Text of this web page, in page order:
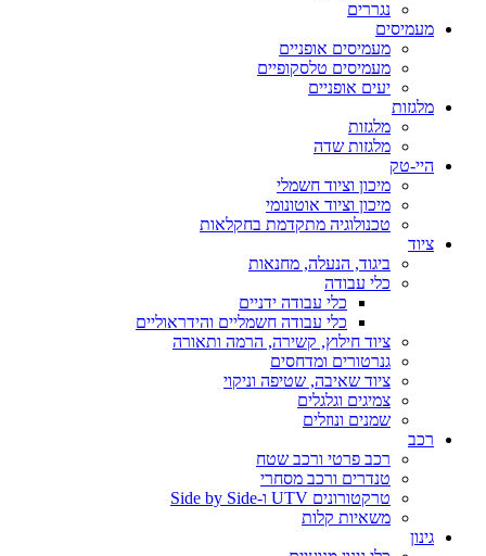
נגררים
מעמיסים
מעמיסים אופניים
מעמיסים טלסקופיים
יעים אופניים
מלגזות
מלגזות
מלגזות שדה
היי-טק
מיכון וציוד חשמלי
מיכון וציוד אוטונומי
טכנולוגיה מתקדמת בחקלאות
ציוד
ביגוד, הנעלה, מחנאות
כלי עבודה
כלי עבודה ידניים
כלי עבודה חשמליים והידראוליים
ציוד חילוץ, קשירה, הרמה ותאורה
גנרטורים ומדחסים
ציוד שאיבה, שטיפה וניקוי
צמיגים וגלגלים
שמנים ונוזלים
רכב
רכב פרטי ורכב שטח
טנדרים ורכב מסחרי
טרקטורונים UTV ו-Side by Side
משאיות קלות
גינון